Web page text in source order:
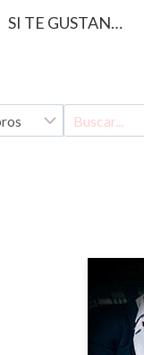
SI TE GUSTAN…